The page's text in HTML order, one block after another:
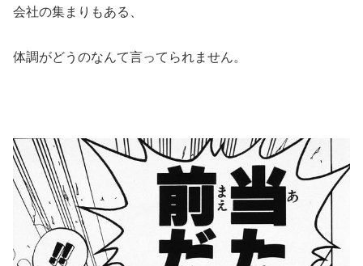
会社の集まりもある、
体調がどうのなんて言ってられません。